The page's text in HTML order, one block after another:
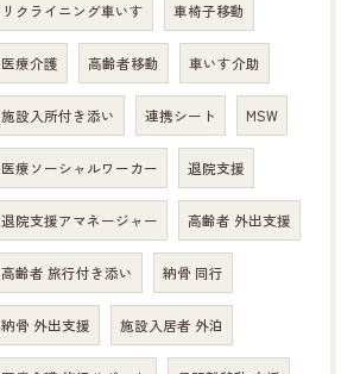
リクライニング車いす 車椅子移動
医療介護 高齢者移動 車いす介助
施設入所付き添い 連携シート MSW
医療ソーシャルワーカー 退院支援
退院支援アマネージャー 高齢者 外出支援
高齢者 旅行付き添い 納骨 同行
納骨 外出支援 施設入居者 外泊